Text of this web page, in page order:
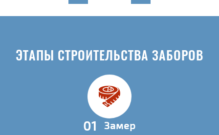
ЭТАПЫ СТРОИТЕЛЬСТВА ЗАБОРОВ
01 Замер